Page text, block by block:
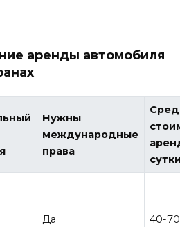
аренды автомобиля
Нужны
международные
права
Да 40-